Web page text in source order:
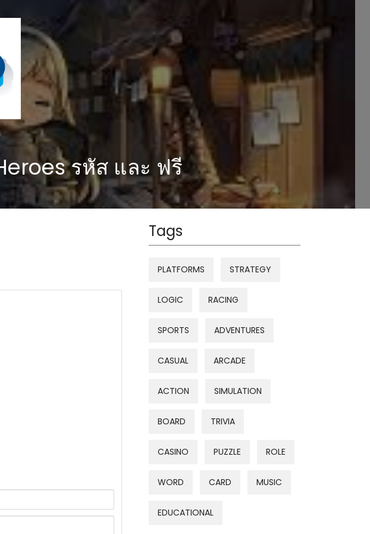
รหัส และ ฟรี
Tags
PLATFORMS STRATEGY
LOGIC RACING
SPORTS ADVENTURES
CASUAL ARCADE
ACTION SIMULATION
BOARD TRIVIA
CASINO PUZZLE ROLE
WORD CARD MUSIC
EDUCATIONAL